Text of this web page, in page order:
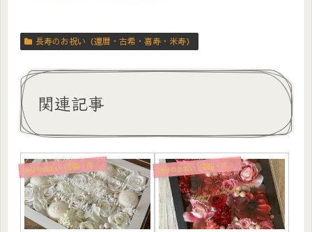
長寿のお祝い（還暦・古希・喜寿・米寿）
関連記事
長寿のお祝い（還暦・古希・喜寿・米寿） 長寿のお祝い（還暦・古希・喜寿・米寿）